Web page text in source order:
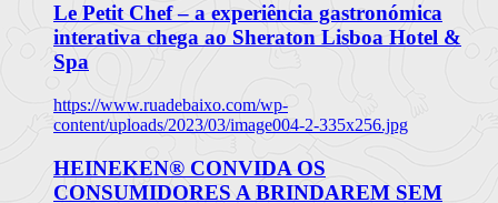
Le Petit Chef – a experiência gastronómica
interativa chega ao Sheraton Lisboa Hotel &
Spa
https://www.ruadebaixo.com/wp-
content/uploads/2023/03/image004-2-335x256.jpg
HEINEKEN® CONVIDA OS
CONSUMIDORES A BRINDAREM SEM